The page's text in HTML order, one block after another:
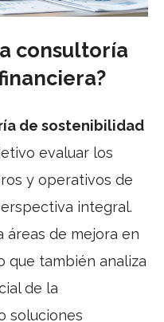
consultoría
de sostenibilidad
evaluar los
y operativos de
integral.
áreas de mejora en
que también analiza
de la
soluciones